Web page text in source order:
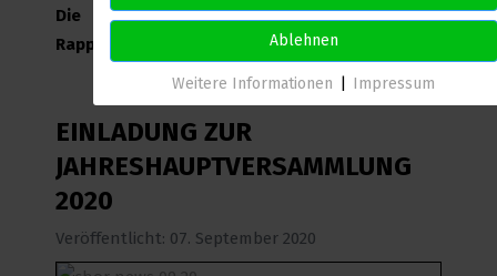
Die Vorstandschaft der Sängervereinigung
Rappach e. V.
EINLADUNG ZUR
JAHRESHAUPTVERSAMMLUNG
2020
Veröffentlicht: 07. September 2020
Ablehnen
Weitere Informationen Impressum